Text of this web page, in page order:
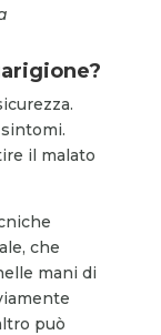
il malato
che
mani di
può